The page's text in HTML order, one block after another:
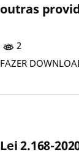
outras
2
FAZER
Lei 2.168-